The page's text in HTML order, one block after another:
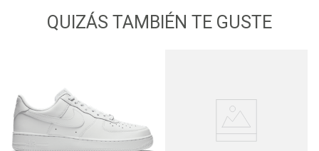
QUIZÁS TAMBIÉN TE GUSTE